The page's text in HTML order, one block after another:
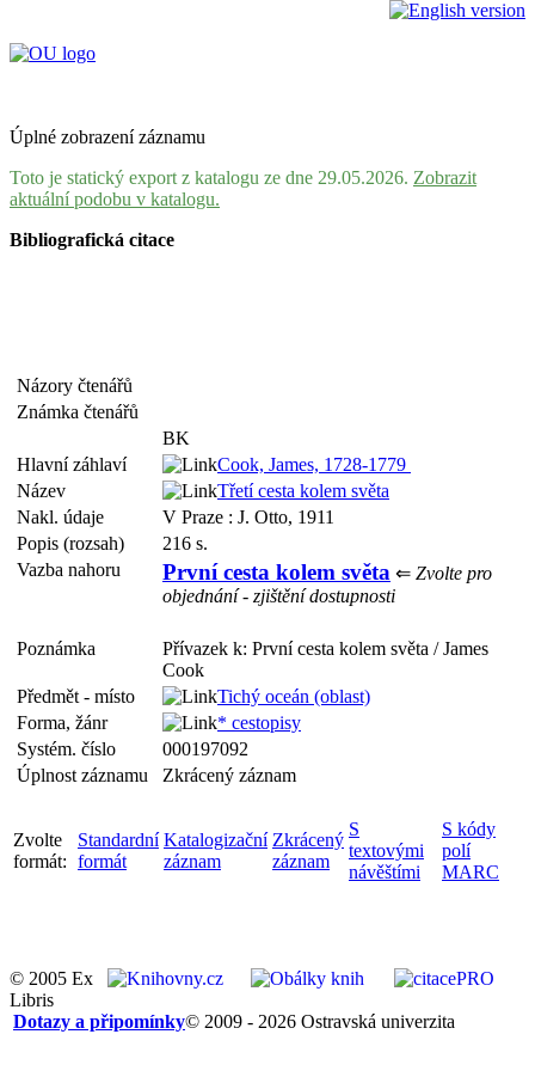
Úplné zobrazení záznamu
Toto je statický export z katalogu ze dne 29.05.2026. Zobrazit
aktuální podobu v katalogu.
Bibliografická citace
Názory čtenářů
Známka čtenářů
BK
Hlavní záhlaví
Cook, James, 1728-1779
Název
Třetí cesta kolem světa
Nakl. údaje
V Praze : J. Otto, 1911
Popis (rozsah)
216 s.
Vazba nahoru
První cesta kolem světa ⇐ Zvolte pro
objednání - zjištění dostupnosti
Poznámka
Přívazek k: První cesta kolem světa / James
Cook
Předmět - místo
Tichý oceán (oblast)
Forma, žánr
* cestopisy
Systém. číslo
000197092
Úplnost záznamu
Zkrácený záznam
Zvolte
formát:
Standardní
formát
Katalogizační
záznam
Zkrácený
záznam
S
textovými
návěštími
S kódy
polí
MARC
© 2005 Ex
Libris
© 2009 - 2026 Ostravská univerzita
Dotazy a připomínky